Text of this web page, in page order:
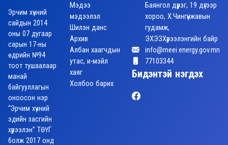
Эрчим хүчний
сайдын 2014
оны 07 дугаар
сарын 17-ны
өдрийн №94
тоот тушаалаар
манай
байгууллагын
оноосон нэр
“Эрчим хүчний
эдийн засгийн
хүрээлэн” ТӨҮГ
болж 2017 онд
Мэдээ
мэдээлэл
Шилэн данс
Архив
Албан хаагчдын
утас, и-мэйл
хаяг
Холбоо барих
Баянгол дүүрэг, 19 дүгээр
хороо, Х.Чингүнжавын
гудамж,
ЭХЭЗХүрээлэнгийн байр
info@meei.energy.gov.mn
77103344
Бидэнтэй нэгдэх